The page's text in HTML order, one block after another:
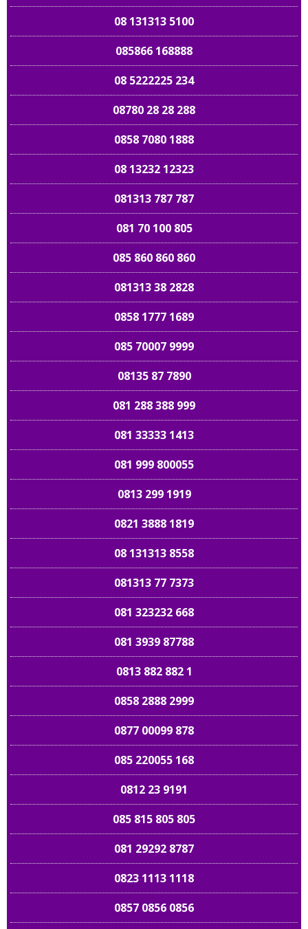
08 131313 5100
085866 168888
08 5222225 234
08780 28 28 288
0858 7080 1888
08 13232 12323
081313 787 787
081 70 100 805
085 860 860 860
081313 38 2828
0858 1777 1689
085 70007 9999
08135 87 7890
081 288 388 999
081 33333 1413
081 999 800055
0813 299 1919
0821 3888 1819
08 131313 8558
081313 77 7373
081 323232 668
081 3939 87788
0813 882 882 1
0858 2888 2999
0877 00099 878
085 220055 168
0812 23 9191
085 815 805 805
081 29292 8787
0823 1113 1118
0857 0856 0856